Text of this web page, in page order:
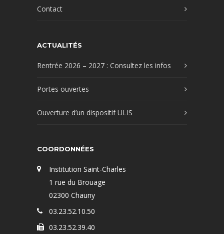
Contact
ACTUALITÉS
Rentrée 2026 – 2027 : Consultez les infos
Portes ouvertes
Ouverture d’un dispositif ULIS
COORDONNÉES
Institution Saint-Charles
1 rue du Brouage
02300 Chauny
03.23.52.10.50
03.23.52.39.40